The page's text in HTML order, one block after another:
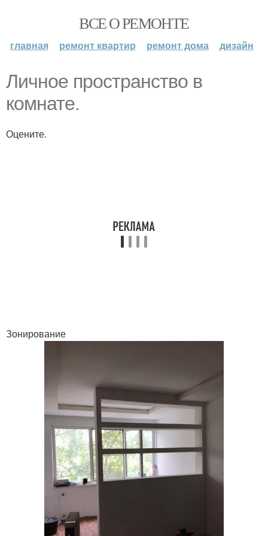
ВСЕ О РЕМОНТЕ
главная ремонт квартир ремонт дома дизайн
Личное пространство в
комнате.
Оцените.
Зонирование